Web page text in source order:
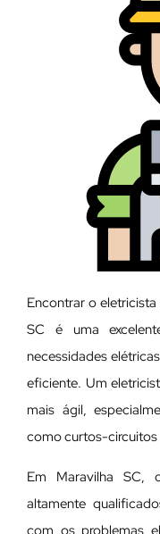
Encontrar o
SC é uma
necessidades
eficiente. Um
mais ágil,
como curtos-circuitos
Em Maravilha SC,
altamente
com os problemas